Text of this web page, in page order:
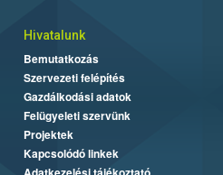
Hivatalunk
Bemutatkozás
Szervezeti felépítés
Gazdálkodási adatok
Felügyeleti szervünk
Projektek
Kapcsolódó linkek